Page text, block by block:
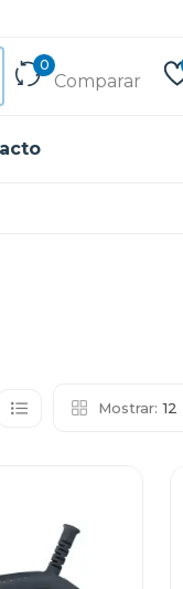
0
Comparar
Mostrar: 12